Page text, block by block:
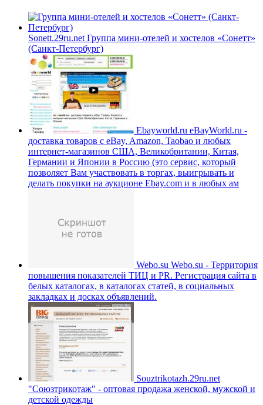
Sonett.29ru.net Группа мини-отелей и хостелов «Сонетт»
(Санкт-Петербург)
Ebayworld.ru eBayWorld.ru -
доставка товаров с eBay, Amazon, Taobao и любых
интернет-магазинов США, Великобритании, Китая,
Германии и Японии в Россию (это сервис, который
позволяет Вам участвовать в торгах, выигрывать и
делать покупки на аукционе Ebay.com и в любых ам
Webo.su Webo.su - Территория
повышения показателей ТИЦ и PR. Регистрация сайта в
белых каталогах, в каталогах статей, в социальных
закладках и досках объявлений.
Souztrikotazh.29ru.net
"Союзтрикотаж" - оптовая продажа женской, мужской и
детской одежды